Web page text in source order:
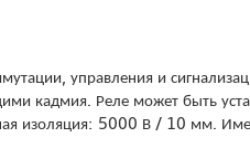
управления и
кадмия. Реле может быть
изоляция: 5000 В / 10 мм.